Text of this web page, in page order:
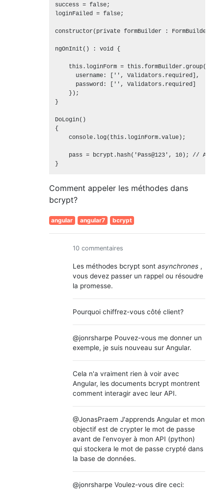
success = false;
loginFailed = false;
constructor(private formBuilder : FormBuilder)
ngOnInit() : void {
    this.loginForm = this.formBuilder.group({
      username: ['', Validators.required],
      password: ['', Validators.required]
    });
}
DoLogin()
{
    console.log(this.loginForm.value);
pass = bcrypt.hash('Pass@123', 10); // App
Comment appeler les méthodes dans
bcrypt?
angular angular7 bcrypt
10 commentaires
Les méthodes bcrypt sont asynchrones,
vous devez passer un rappel ou résoudre
la promesse.
Pourquoi chiffrez-vous côté client?
@jonrsharpe Pouvez-vous me donner un
exemple, je suis nouveau sur Angular.
Cela n'a vraiment rien à voir avec
Angular, les documents bcrypt montrent
comment interagir avec leur API.
@JonasPraem J'apprends Angular et mon
objectif est de crypter le mot de passe
avant de l'envoyer à mon API (python)
qui stockera le mot de passe crypté dans
la base de données.
@jonrsharpe Voulez-vous dire ceci: